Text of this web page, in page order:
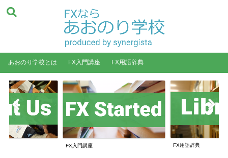
あおのり学校とは FX入門講座 FX用語辞典
FX用語辞典 あおのり学校とは